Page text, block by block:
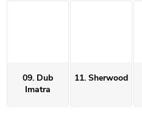
09. Dub
Imatra
11. Sherwood